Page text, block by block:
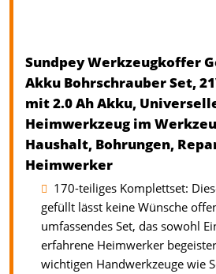
Sundpey Werkzeugkoffer
Akku Bohrschrauber Set,
mit 2.0 Ah Akku,
Heimwerkzeug im
Haushalt, Bohrungen,
Heimwerker
170-teiliges Komplettset:
gefüllt lässt keine Wünsche
umfassendes Set, das sowohl
erfahrene Heimwerker
wichtigen Handwerkzeuge wie